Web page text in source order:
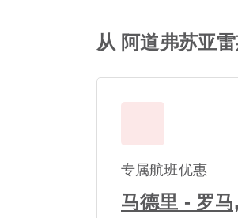
从 阿道弗苏亚
专属航班优惠
马德里 - 罗